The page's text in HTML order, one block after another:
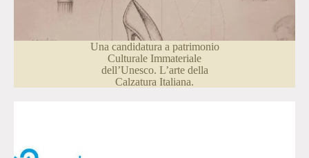
Una candidatura a patrimonio
Culturale Immateriale
dell’Unesco. L’arte della
Calzatura Italiana.